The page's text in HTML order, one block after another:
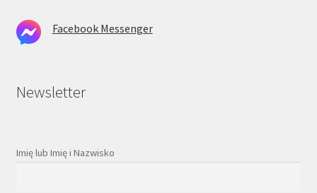
Facebook Messenger
Newsletter
Imię lub Imię i Nazwisko